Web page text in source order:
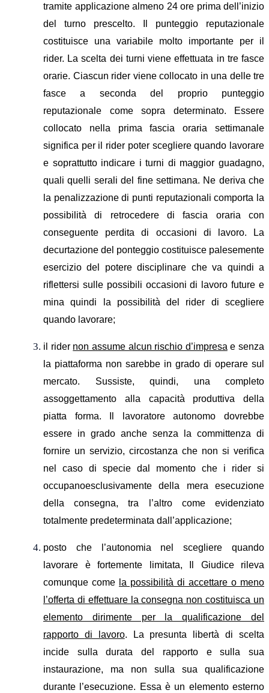
tramite applicazione almeno 24 ore prima dell’inizio
del turno prescelto.
Il punteggio reputazionale
costituisce una variabile molto importante per il
rider. La scelta dei turni viene effettuata in tre fasce
orarie. Ciascun rider viene collocato in una delle tre
fasce a seconda del proprio punteggio
reputazionale come sopra determinato. Essere
collocato nella prima fascia oraria settimanale
significa per il rider poter scegliere quando lavorare
e soprattutto indicare i turni di maggior guadagno,
quali quelli serali del fine settimana. Ne deriva che
la penalizzazione di punti reputazionali comporta la
possibilità di retrocedere di fascia oraria con
conseguente perdita di occasioni di lavoro. La
decurtazione del ponteggio costituisce palesemente
esercizio del potere disciplinare che va quindi a
riflettersi sulle possibili occasioni di lavoro future e
mina quindi la possibilità del rider di scegliere
quando lavorare;
il rider non assume alcun rischio d’impresa e senza
la piattaforma non sarebbe in grado di operare sul
mercato. Sussiste, quindi, una completo
assoggettamento alla capacità produttiva della
piatta forma.
Il lavoratore autonomo dovrebbe
essere in grado anche senza la committenza di
fornire un servizio, circostanza che non si verifica
nel caso di specie dal momento che i rider si
occupanoesclusivamente della mera esecuzione
della consegna, tra l’altro come evidenziato
totalmente predeterminata dall’applicazione;
posto che l’autonomia nel scegliere quando
lavorare è fortemente limitata, Il Giudice rileva
comunque come la possibilità di accettare o meno
l’offerta di effettuare la consegna non costituisca un
elemento dirimente per la qualificazione del
rapporto di lavoro. La presunta libertà di scelta
incide sulla durata del rapporto e sulla sua
instaurazione, ma non sulla sua qualificazione
durante l’esecuzione. Essa è un elemento esterno